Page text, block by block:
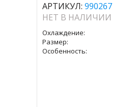
АРТИКУЛ: 990267
НЕТ В НАЛИЧИИ
Охлаждение:
Размер:
Особенность: